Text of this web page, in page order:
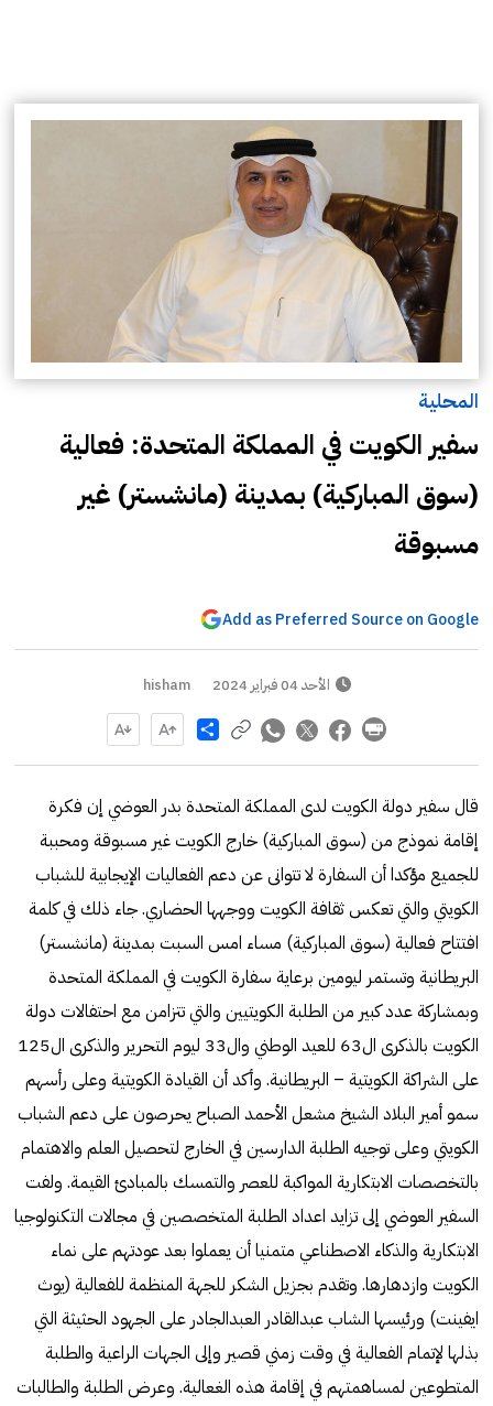
المحلية
سفير الكويت في المملكة المتحدة: فعالية
(سوق المباركية) بمدينة (مانشستر) غير
مسبوقة
Add as Preferred Source on Google
الأحد 04 فبراير 2024 hisham
Share
قال سفير دولة الكويت لدى المملكة المتحدة بدر العوضي إن فكرة
إقامة نموذج من (سوق المباركية) خارج الكويت غير مسبوقة ومحببة
للجميع مؤكدا أن السفارة لا تتوانى عن دعم الفعاليات الإيجابية للشباب
الكويتي والتي تعكس ثقافة الكويت ووجهها الحضاري. جاء ذلك في كلمة
افتتاح فعالية (سوق المباركية) مساء امس السبت بمدينة (مانشستر)
البريطانية وتستمر ليومين برعاية سفارة الكويت في المملكة المتحدة
وبمشاركة عدد كبير من الطلبة الكويتيين والتي تتزامن مع احتفالات دولة
الكويت بالذكرى ال63 للعيد الوطني وال33 ليوم التحرير والذكرى ال125
على الشراكة الكويتية – البريطانية. وأكد أن القيادة الكويتية وعلى رأسهم
سمو أمير البلاد الشيخ مشعل الأحمد الصباح يحرصون على دعم الشباب
الكويتي وعلى توجيه الطلبة الدارسين في الخارج لتحصيل العلم والاهتمام
بالتخصصات الابتكارية المواكبة للعصر والتمسك بالمبادئ القيمة. ولفت
السفير العوضي إلى تزايد اعداد الطلبة المتخصصين في مجالات التكنولوجيا
الابتكارية والذكاء الاصطناعي متمنيا أن يعملوا بعد عودتهم على نماء
الكويت وازدهارها. وتقدم بجزيل الشكر للجهة المنظمة للفعالية (يوث
ايفينت) ورئيسها الشاب عبدالقادر العبدالجادر على الجهود الحثيثة التي
بذلها لإتمام الفعالية في وقت زمني قصير وإلى الجهات الراعية والطلبة
المتطوعين لمساهمتهم في إقامة هذه الغعالية. وعرض الطلبة والطالبات